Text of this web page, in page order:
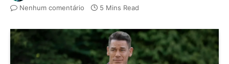
Nenhum comentário
5 Mins Read